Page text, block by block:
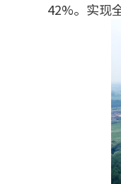
42%。实现